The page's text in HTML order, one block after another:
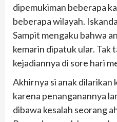
dipemukiman beberapa
beberapa wilayah.
Sampit mengaku bahwa
kemarin dipatuk ular. Tak
kejadiannya di sore hari
Akhirnya si anak dilarikan
karena penanganannya
dibawa kesalah seorang